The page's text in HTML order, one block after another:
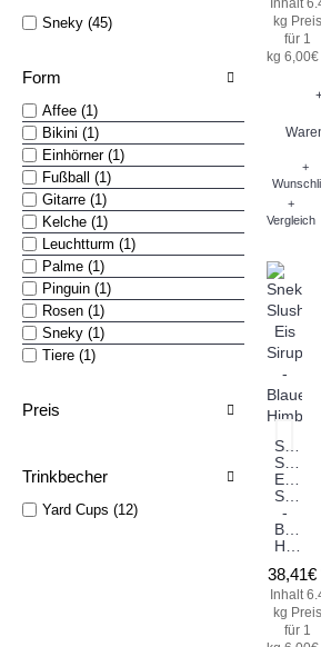
Sneky (45)
Form
Affee (1)
Bikini (1)
Einhörner (1)
Fußball (1)
Gitarre (1)
Kelche (1)
Leuchtturm (1)
Palme (1)
Pinguin (1)
Rosen (1)
Sneky (1)
Tiere (1)
Preis
Trinkbecher
Yard Cups (12)
Inhalt
kg Preis
für 1
kg
+
+
Vergleich
Sneky
Slush
Eis
Sirup
-
Blaue
38,41€
Inhalt
kg Preis
für 1